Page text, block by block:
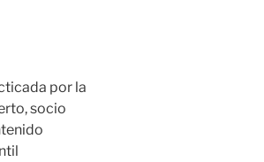
por la
socio